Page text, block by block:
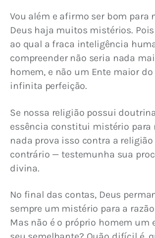
Vou além e afirmo ser bom para
Deus haja muitos mistérios.
ao qual a fraca inteligência
compreender não seria nada
homem, e não um Ente maior do
infinita perfeição.
Se nossa religião possui
essência constitui mistério para
nada prova isso contra a
contrário — testemunha sua
divina.
No final das contas, Deus
sempre um mistério para a
Mas não é o próprio homem um